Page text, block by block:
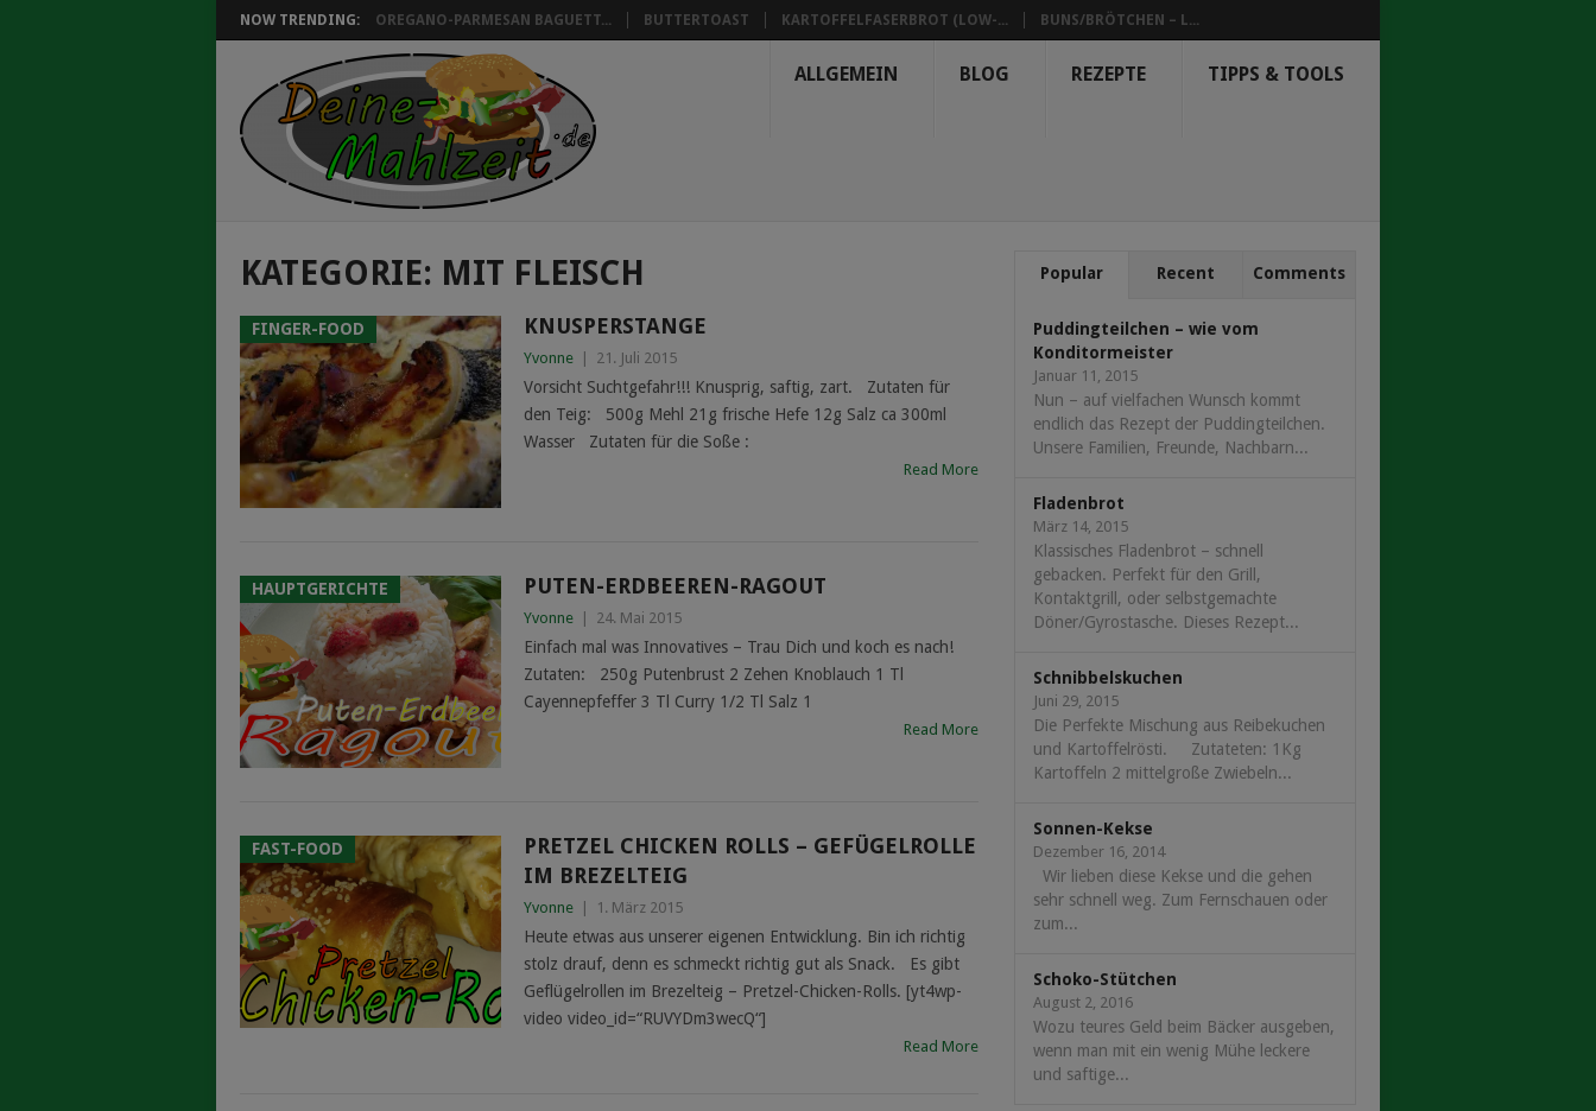
NOW TRENDING: OREGANO-PARMESAN BAGUETT... BUTTERTOAST KARTOFFELFASERBROT (LOW-... BUNS/BRÖTCHEN – L...
ALLGEMEIN BLOG REZEPTE TIPPS & TOOLS
KATEGORIE: MIT FLEISCH
FINGER-FOOD KNUSPERSTANGE
Yvonne 21. Juli 2015
Vorsicht Suchtgefahr!!! Knusprig, saftig, zart. Zutaten für
den Teig: 500g Mehl 21g frische Hefe 12g Salz ca 300ml
Wasser Zutaten für die Soße :
Read More
HAUPTGERICHTE PUTEN-ERDBEEREN-RAGOUT
Yvonne 24. Mai 2015
Einfach mal was Innovatives – Trau Dich und koch es nach!
Zutaten: 250g Putenbrust 2 Zehen Knoblauch 1 Tl
Cayennepfeffer 3 Tl Curry 1/2 Tl Salz 1
Read More
FAST-FOOD
PRETZEL CHICKEN ROLLS – GEFÜGELROLLE
IM BREZELTEIG
Yvonne 1. März 2015
Heute etwas aus unserer eigenen Entwicklung. Bin ich richtig
stolz drauf, denn es schmeckt richtig gut als Snack. Es gibt
Geflügelrollen im Brezelteig – Pretzel-Chicken-Rolls. [yt4wp-
video video_id=“RUVYDm3wecQ“]
Read More
Popular Recent Comments
Puddingteilchen – wie vom
Konditormeister
Januar 11, 2015
Nun – auf vielfachen Wunsch kommt
endlich das Rezept der Puddingteilchen.
Unsere Familien, Freunde, Nachbarn...
Fladenbrot
März 14, 2015
Klassisches Fladenbrot – schnell
gebacken. Perfekt für den Grill,
Kontaktgrill, oder selbstgemachte
Döner/Gyrostasche. Dieses Rezept...
Schnibbelskuchen
Juni 29, 2015
Die Perfekte Mischung aus Reibekuchen
und Kartoffelrösti. Zutateten: 1Kg
Kartoffeln 2 mittelgroße Zwiebeln...
Sonnen-Kekse
Dezember 16, 2014
Wir lieben diese Kekse und die gehen
sehr schnell weg. Zum Fernschauen oder
zum...
Schoko-Stütchen
August 2, 2016
Wozu teures Geld beim Bäcker ausgeben,
wenn man mit ein wenig Mühe leckere
und saftige...